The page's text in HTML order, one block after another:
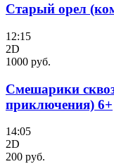
Старый орел
12:15
2D
1000 руб.
Смешарики
приключения) 6+
14:05
2D
200 руб.